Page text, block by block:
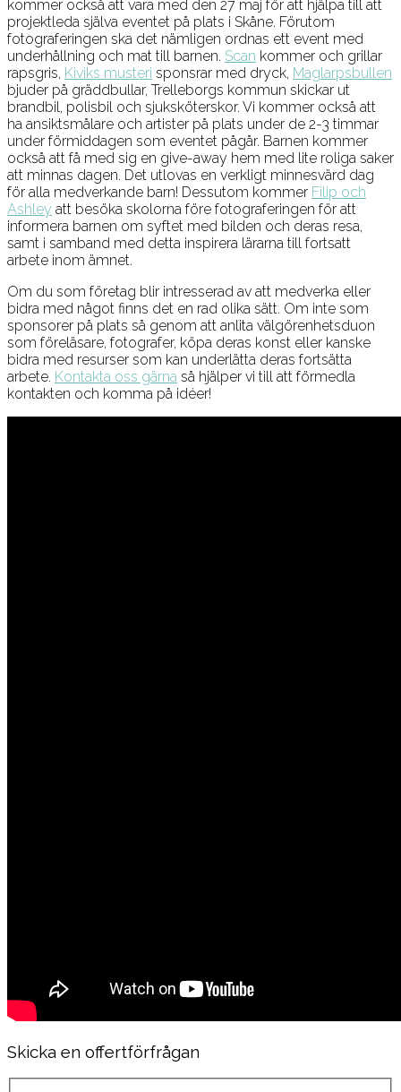
kommer också att vara med den 27 maj för att hjälpa till att
projektleda själva eventet på plats i Skåne. Förutom
fotograferingen ska det nämligen ordnas ett event med
underhållning och mat till barnen. Scan kommer och grillar
rapsgris, Kiviks musteri sponsrar med dryck, Maglarpsbullen
bjuder på gräddbullar, Trelleborgs kommun skickar ut
brandbil, polisbil och sjuksköterskor. Vi kommer också att
ha ansiktsmålare och artister på plats under de 2-3 timmar
under förmiddagen som eventet pågår. Barnen kommer
också att få med sig en give-away hem med lite roliga saker
att minnas dagen. Det utlovas en verkligt minnesvärd dag
för alla medverkande barn! Dessutom kommer Filip och
Ashley att besöka skolorna före fotograferingen för att
informera barnen om syftet med bilden och deras resa,
samt i samband med detta inspirera lärarna till fortsatt
arbete inom ämnet.
Om du som företag blir intresserad av att medverka eller
bidra med något finns det en rad olika sätt. Om inte som
sponsorer på plats så genom att anlita välgörenhetsduon
som föreläsare, fotografer, köpa deras konst eller kanske
bidra med resurser som kan underlätta deras fortsätta
arbete. Kontakta oss gärna så hjälper vi till att förmedla
kontakten och komma på idéer!
Skicka en offertförfrågan